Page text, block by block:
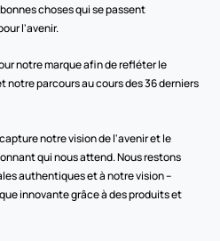
choses qui se passent
l'avenir.
notre marque afin de refléter le
notre parcours au cours des 36 derniers
notre vision de l'avenir et le
qui nous attend. Nous restons
authentiques et à notre vision –
innovante grâce à des produits et